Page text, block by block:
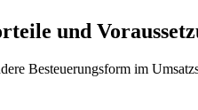
und
Besteuerungsform im